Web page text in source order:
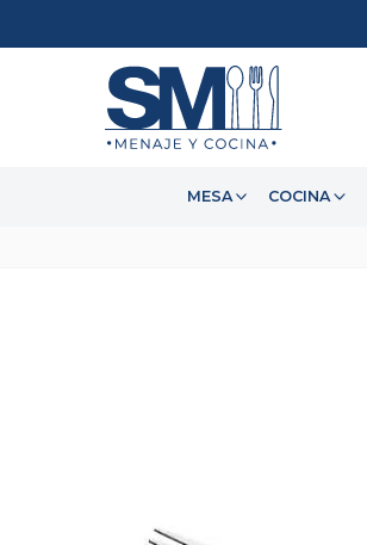
MESA COCINA